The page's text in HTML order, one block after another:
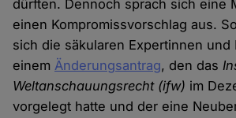
dürften. Dennoch sprach sich eine
einen Kompromissvorschlag aus.
sich die säkularen Expertinnen und
einemÄnderungsantrag, den das
Weltanschauungsrecht (ifw) im
vorgelegt hatte und der eine